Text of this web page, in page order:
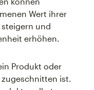
Wert ihrer
und
erhöhen.
Produkt oder
ist.